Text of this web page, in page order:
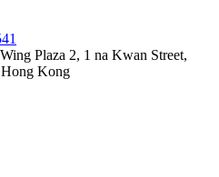
Plaza 2, 1 na Kwan Street,
Kong